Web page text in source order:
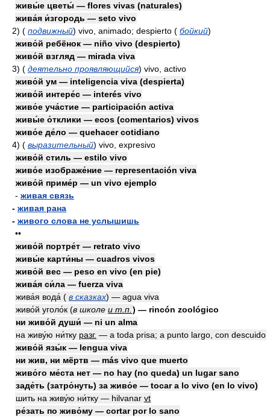
живы́е цветы́ — flores vivas (naturales)
жива́я и́згородь — seto vivo
2) ( подвижный) vivo, animado; despierto ( бойкий)
живо́й ребёнок — niño vivo (despierto)
живо́й взгляд — mirada viva
3) ( деятельно проявляющийся) vivo, activo
живо́й ум — inteligencia viva (despierta)
живо́й интере́с — interés vivo
живо́е уча́стие — participación activa
живы́е о́тклики — ecos (comentarios) vivos
живо́е де́ло — quehacer cotidiano
4) ( выразительный) vivo, expresivo
живо́й стиль — estilo vivo
живо́е изображе́ние — representación viva
живо́й приме́р — un vivo ejemplo
- живая связь
- живая рана
- живого слова не услышишь
••
живо́й портре́т — retrato vivo
живы́е карти́ны — cuadros vivos
живо́й вес — peso en vivo (en pie)
жива́я си́ла — fuerza viva
жива́я вода́ ( в сказках) — agua viva
живо́й уголо́к (в школе и т.п. ) — rincón zoológico
ни живо́й души́ — ni un alma
на живу́ю ни́тку разг. — a toda prisa; a punto largo, con descuido
живо́й язы́к — lengua viva
ни жив, ни мёртв — más vivo que muerto
живо́го ме́ста нет — no hay (no queda) un lugar sano
заде́ть (затро́нуть) за живо́е — tocar a lo vivo (en lo vivo)
шить на живу́ю ни́тку — hilvanar vt
ре́зать по живо́му — cortar por lo sano